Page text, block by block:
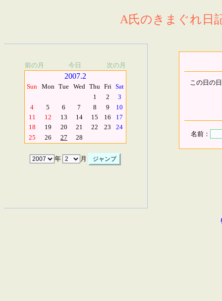
A氏のきまぐれ日
前の月 今日 次の月
2007.2
Sun Mon Tue Wed Thu Fri Sat
1
2
3
4
5 6 7 8 9
10
11
12 13 14 15 16
17
18
19 20 21 22 23
24
25
26 27 28
年 月
この日の
名前：